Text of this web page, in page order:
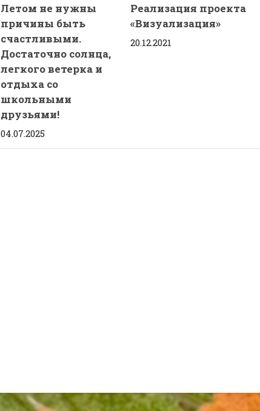
Летом не нужны
причины быть
счастливыми.
Достаточно солнца,
легкого ветерка и
отдыха со
школьными
друзьями!
04.07.2025
Реализация проекта
«Визуализация»
20.12.2021